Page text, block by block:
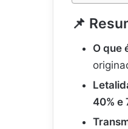
📌
O que
40% e